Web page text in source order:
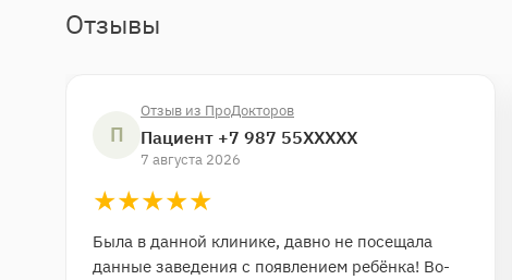
Отзывы
П
Отзыв из ПроДокторов
Пациент +7 987 55XXXXX
7 августа 2026
★★★★★
★★★★★
Была в данной клинике, давно не посещала
данные заведения с появлением ребёнка! Во-